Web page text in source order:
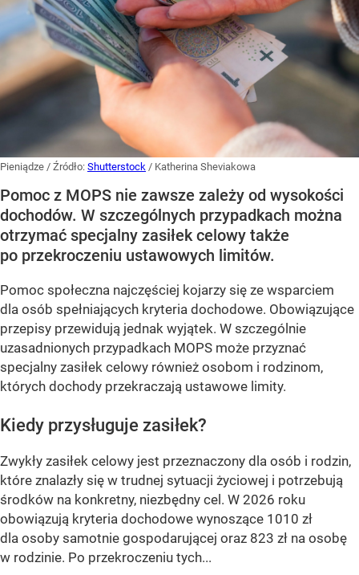
Pieniądze / Źródło: Shutterstock / Katherina Sheviakowa
Pomoc z MOPS nie zawsze zależy od wysokości
dochodów. W szczególnych przypadkach można
otrzymać specjalny zasiłek celowy także
po przekroczeniu ustawowych limitów.
Pomoc społeczna najczęściej kojarzy się ze wsparciem
dla osób spełniających kryteria dochodowe. Obowiązujące
przepisy przewidują jednak wyjątek. W szczególnie
uzasadnionych przypadkach MOPS może przyznać
specjalny zasiłek celowy również osobom i rodzinom,
których dochody przekraczają ustawowe limity.
Kiedy przysługuje zasiłek?
Zwykły zasiłek celowy jest przeznaczony dla osób i rodzin,
które znalazły się w trudnej sytuacji życiowej i potrzebują
środków na konkretny, niezbędny cel. W 2026 roku
obowiązują kryteria dochodowe wynoszące 1010 zł
dla osoby samotnie gospodarującej oraz 823 zł na osobę
w rodzinie. Po przekroczeniu tych...